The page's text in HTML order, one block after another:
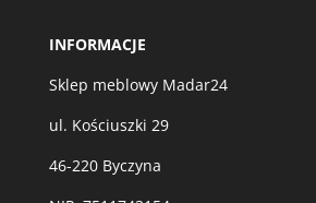
INFORMACJE
Sklep meblowy Madar24
ul. Kościuszki 29
46-220 Byczyna